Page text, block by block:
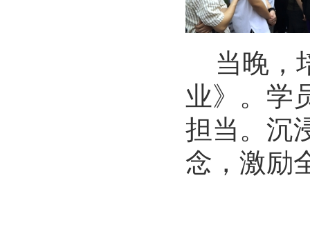
当晚，
业》。 学
担当。沉
念 ， 激励